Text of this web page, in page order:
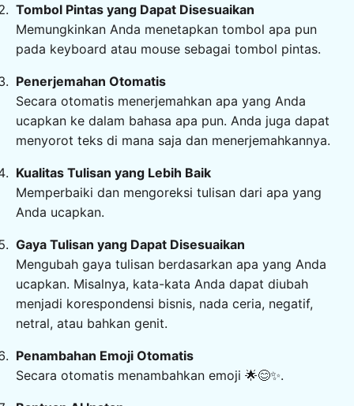
Tombol Pintas yang Dapat Disesuaikan
Memungkinkan Anda menetapkan tombol apa pun
pada keyboard atau mouse sebagai tombol pintas.
Penerjemahan Otomatis
Secara otomatis menerjemahkan apa yang Anda
ucapkan ke dalam bahasa apa pun. Anda juga dapat
menyorot teks di mana saja dan menerjemahkannya.
Kualitas Tulisan yang Lebih Baik
Memperbaiki dan mengoreksi tulisan dari apa yang
Anda ucapkan.
Gaya Tulisan yang Dapat Disesuaikan
Mengubah gaya tulisan berdasarkan apa yang Anda
ucapkan. Misalnya, kata-kata Anda dapat diubah
menjadi korespondensi bisnis, nada ceria, negatif,
netral, atau bahkan genit.
Penambahan Emoji Otomatis
Secara otomatis menambahkan emoji 🌟😊✨.